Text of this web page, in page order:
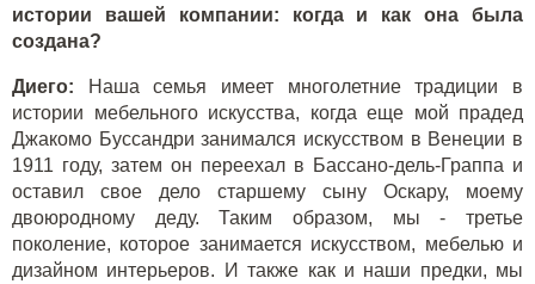
истории вашей компании: когда и как она была
создана?
Диего: Наша семья имеет многолетние традиции в
истории мебельного искусства, когда еще мой прадед
Джакомо Буссандри занимался искусством в Венеции в
1911 году, затем он переехал в Бассано-дель-Граппа и
оставил свое дело старшему сыну Оскару, моему
двоюродному деду. Таким образом, мы - третье
поколение, которое занимается искусством, мебелью и
дизайном интерьеров. И также как и наши предки, мы